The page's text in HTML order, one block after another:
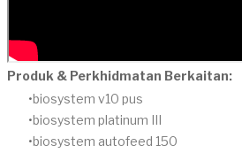
Produk & Perkhidmatan Berkaitan:
biosystem v10 pus
biosystem platinum III
biosystem autofeed 150